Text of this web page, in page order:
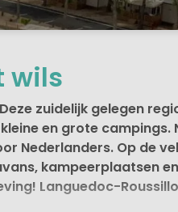
wils
zuidelijk gelegen
en grote campings.
Nederlanders. Op de
kampeerplaatsen en
Languedoc-